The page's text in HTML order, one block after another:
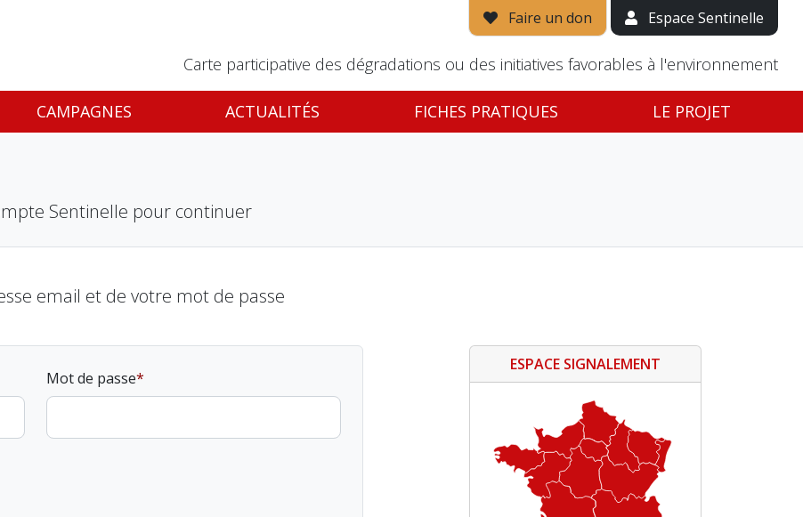
Faire un don Espace Sentinelle
Carte participative des dégradations ou des initiatives favorables à l'environnement
CAMPAGNES ACTUALITÉS FICHES PRATIQUES LE PROJET
Sentinelle pour continuer
email et de votre mot de passe
Mot de passe
ESPACE SIGNALEMENT